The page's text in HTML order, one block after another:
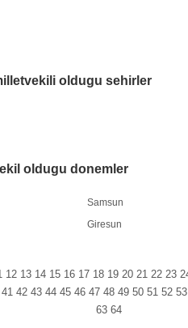
oldugu sehirler
oldugu donemler
Samsun
Giresun
12 13 14 15 16 17 18 19 20 21 22 23
41 42 43 44 45 46 47 48 49 50 51 52 53
63 64